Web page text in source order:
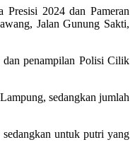
2024 dan Pameran
Jalan Gunung Sakti,
penampilan Polisi Cilik
sedangkan jumlah
untuk putri yang